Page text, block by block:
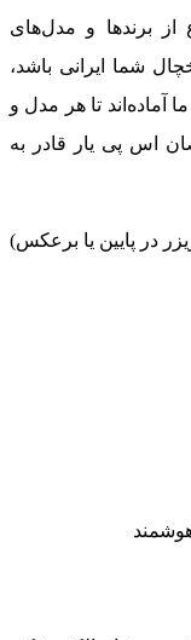
از برندها و مدل‌های
شما ایرانی باشد،
آماده‌اند تا هر مدل و
اس پی یار قادر به
در پایین یا برعکس)